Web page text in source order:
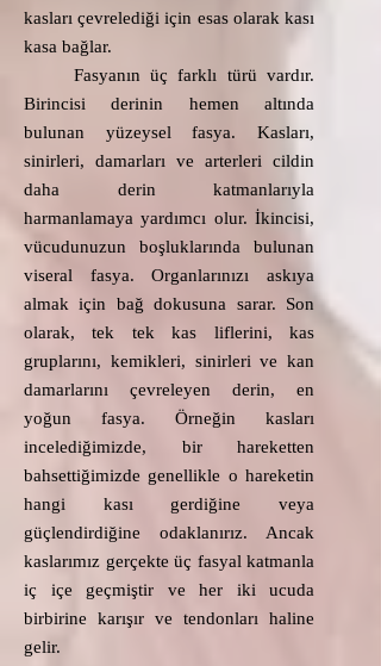
kasları çevrelediği için esas olarak kası
kasa bağlar.​
Fasyanın üç farklı türü vardır.
Birincisi derinin hemen altında
bulunan yüzeysel fasya. Kasları,
sinirleri, damarları ve arterleri cildin
daha derin katmanlarıyla
harmanlamaya yardımcı olur. İkincisi,
vücudunuzun boşluklarında bulunan
viseral fasya. Organlarınızı askıya
almak için bağ dokusuna sarar. Son
olarak, tek tek kas liflerini, kas
gruplarını, kemikleri, sinirleri ve kan
damarlarını çevreleyen derin, en
yoğun fasya. Örneğin kasları
incelediğimizde, bir hareketten
bahsettiğimizde genellikle o hareketin
hangi kası gerdiğine veya
güçlendirdiğine odaklanırız. Ancak
kaslarımız gerçekte üç fasyal katmanla
iç içe geçmiştir ve her iki ucuda
birbirine karışır ve tendonları haline
gelir.